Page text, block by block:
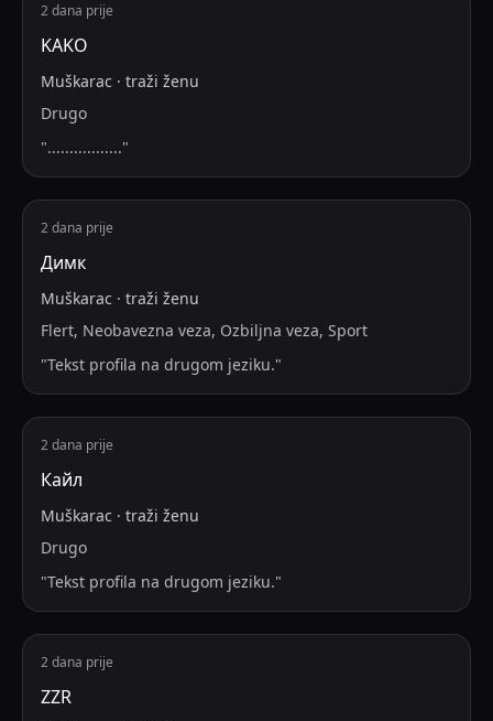
2 dana prije
KAKO
Muškarac · traži ženu
Drugo
"................."
2 dana prije
Димк
Muškarac · traži ženu
Flert, Neobavezna veza, Ozbiljna veza, Sport
"Tekst profila na drugom jeziku."
2 dana prije
Кайл
Muškarac · traži ženu
Drugo
"Tekst profila na drugom jeziku."
2 dana prije
ZZR